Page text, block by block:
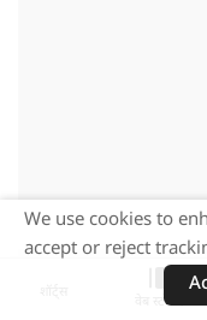
वेब स्टोरीज़
We use cookies to
accept or reject